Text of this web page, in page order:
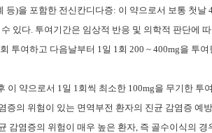
)을 포함한 전신칸디다증: 이 약으로서 보통 첫날
있다. 투여기간은 임상적 반응 및 의학적 판단에
투여하고 다음날부터 1일 1회 200 ~ 400mg을 투
약으로서 1일 1회씩 최소한 100mg을 무기한 투
의 위험이 있는 면역부전 환자의 진균 감염증 예
감염증의 위험이 매우 높은 환자, 즉 골수이식의 경